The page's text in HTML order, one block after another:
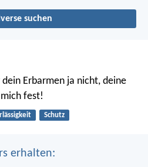
suchen
Erbarmen ja nicht, deine
fest!
Schutz
erhalten: